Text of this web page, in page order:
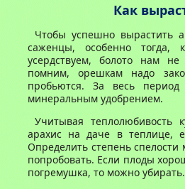
Как
Чтобы успешно вырастить
саженцы, особенно тогда,
усердствуем, болото нам
помним, орешкам надо
пробьются. За весь
минеральным удобрением.
Учитывая теплолюбивость
арахис на даче в теплице,
Определить степень
попробовать. Если плоды
погремушка, то можно убирать.